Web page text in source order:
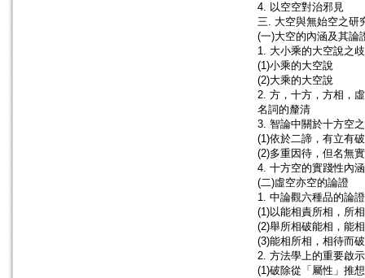
4. 以空空對治邪見
三. 大空與無始空之研
(一)大空的內涵及其論
1. 大小乘的大空說之
(1)小乘的大空說
(2)大乘的大空說
2. 方，十方，方相，
名詞的釐清
3. 智論中關於十方空
(1)依於二諦，有立有破
(2)多重因待，但名無實
4. 十方空的實踐性內涵
(二)虛空亦空的論證
1. 中論觀六種品的論證
(1)以能相責所相，所
(2)舉所相破能相，能
(3)能相所相，相待而破
2. 方法學上的重要啟示
(1)破除從「屬性」推